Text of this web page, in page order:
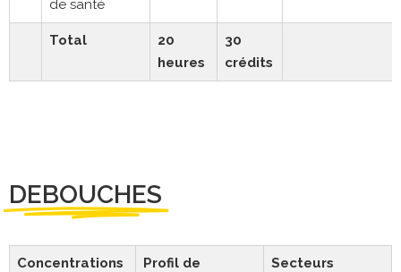
de santé
Total
20
heures
30
crédits
DEBOUCHES
Concentrations
Profil de
Secteurs